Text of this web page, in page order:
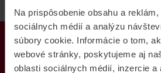
Na prispôsobenie obsahu a
sociálnych médií a analýzu
súbory cookie. Informácie o tom,
webové stránky, poskytujeme aj
oblasti sociálnych médií, inzercie a
PRODUKTY
HIKVISION DS-
Mpx Bullet Turbo HD
5 Mpx panoramatická 2-objek. Bullet
uhol záberu 180°, IR do 40 m, biele
DS-2CE12KF3TP-DLS